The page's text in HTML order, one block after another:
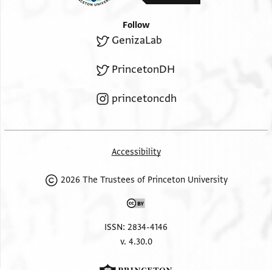
Follow
GenizaLab
PrincetonDH
princetoncdh
Accessibility
2026 The Trustees of Princeton University
ISSN: 2834-4146
v. 4.30.0